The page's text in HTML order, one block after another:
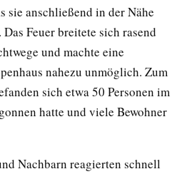
sie anschließend in der Nähe
Feuer breitete sich rasend
und machte eine
nahezu unmöglich. Zum
sich etwa 50 Personen im
hatte und viele Bewohner
Nachbarn reagierten schnell